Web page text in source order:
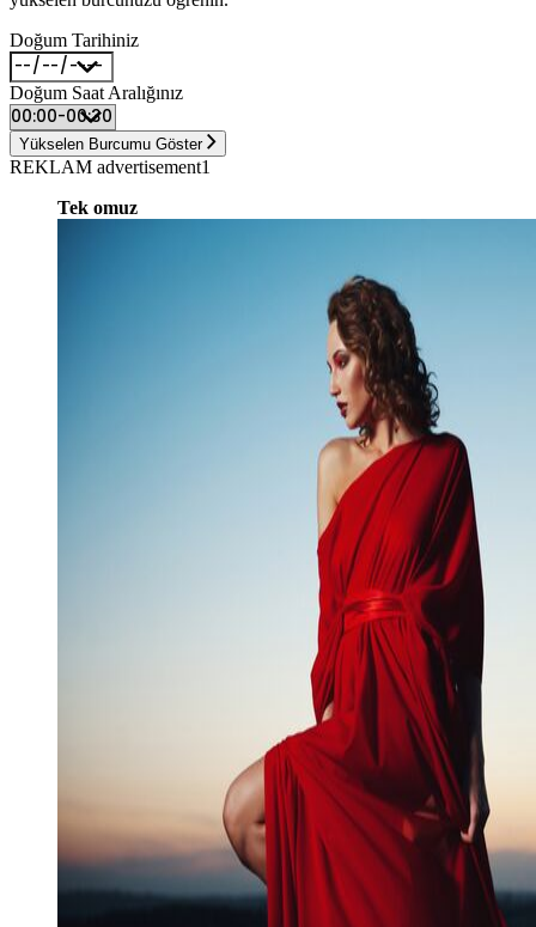
Doğum Tarihiniz
Doğum Saat Aralığınız
Yükselen Burcumu Göster
REKLAM advertisement1
Tek omuz